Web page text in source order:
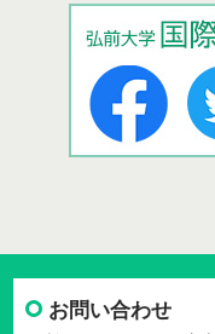
お問い合わせ